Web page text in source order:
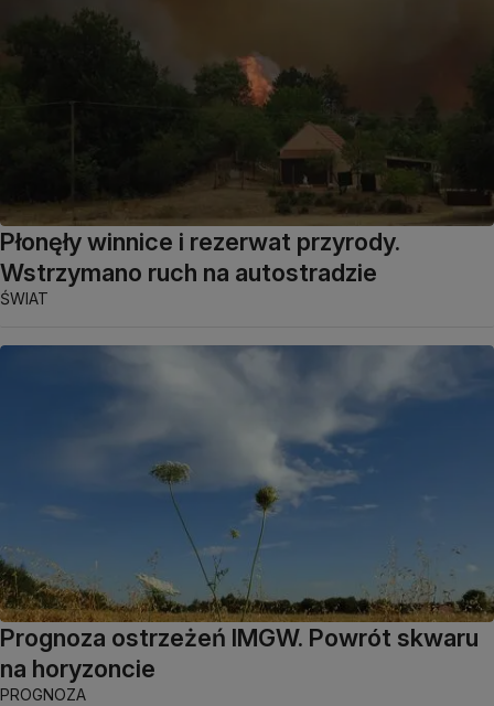
Płonęły winnice i rezerwat przyrody.
Wstrzymano ruch na autostradzie
ŚWIAT
Prognoza ostrzeżeń IMGW. Powrót skwaru
na horyzoncie
PROGNOZA